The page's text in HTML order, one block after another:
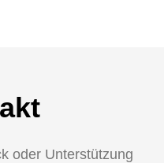
oder Unterstützung